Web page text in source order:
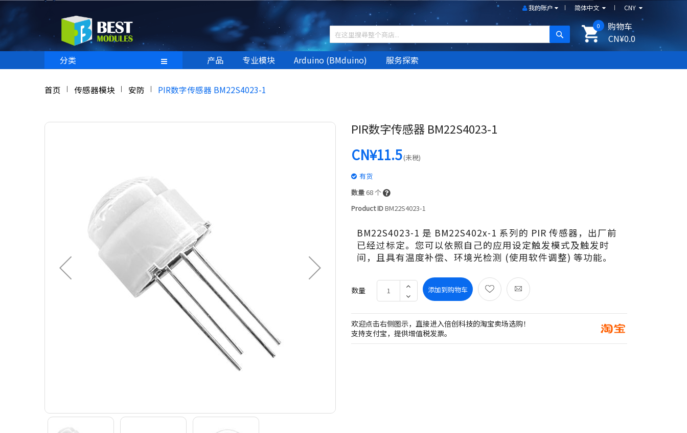
CNY
简体中文
我的账户
购物车
0
CN¥0.0
分类
产品 专业模块 Arduino (BMduino) 服务探索
首页 传感器模块 安防 PIR数字传感器 BM22S4023-1
PIR数字传感器 BM22S4023-1
CN¥11.5(未税)
有货
数量68个
Product IDBM22S4023-1
BM22S4023-1 是 BM22S402x-1 系列的 PIR 传感器，出厂前
已经过标定。您可以依照自己的应用设定触发模式及触发时
间，且具有温度补偿、环境光检测 (使用软件调整) 等功能。
数量 添加到购物车
欢迎点击右侧图示，直接进入倍创科技的淘宝卖场选购！
支持支付宝，提供增值税发票。